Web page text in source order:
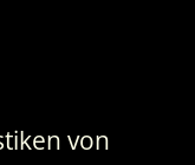
von